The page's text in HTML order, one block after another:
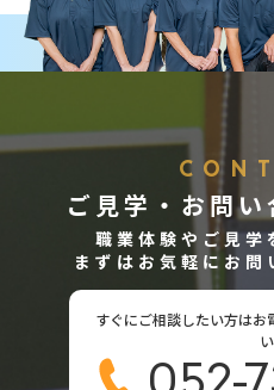
ご見学・お問
職業体験やご見学
まずはお気軽にお問
すぐにご相談したい方はお
い